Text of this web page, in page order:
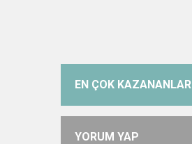
EN ÇOK KAZANANLAR
YORUM YAP